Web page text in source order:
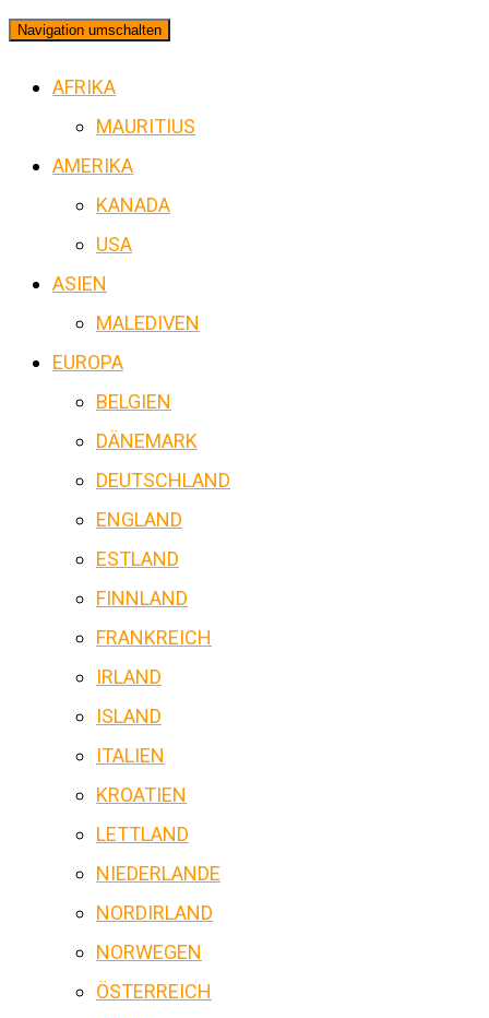
Navigation umschalten
AFRIKA
MAURITIUS
AMERIKA
KANADA
USA
ASIEN
MALEDIVEN
EUROPA
BELGIEN
DÄNEMARK
DEUTSCHLAND
ENGLAND
ESTLAND
FINNLAND
FRANKREICH
IRLAND
ISLAND
ITALIEN
KROATIEN
LETTLAND
NIEDERLANDE
NORDIRLAND
NORWEGEN
ÖSTERREICH